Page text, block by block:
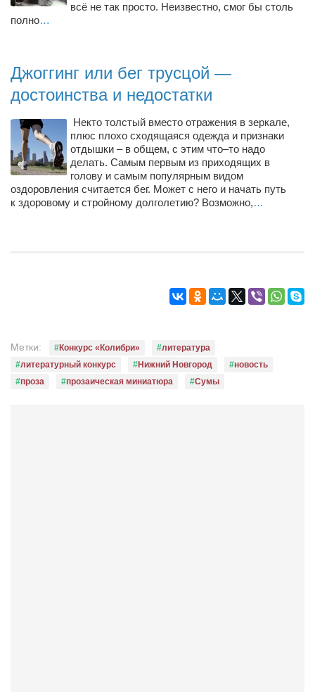
МАГАЗИН СТИХОВ НА ЗАКАЗ
«Траверс» — экипировочный центр
Александр Гвоздик
Александр Кугук
Музыканты
Евгений Касьяненко
Поэты
Режиссёры
всё не так просто. Неизвестно, смог бы столь
полно…
Джоггинг или бег трусцой —
достоинства и недостатки
Некто толстый вместо отражения в зеркале,
плюс плохо сходящаяся одежда и признаки
отдышки – в общем, с этим что–то надо
делать. Самым первым из приходящих в
голову и самым популярным видом
оздоровления считается бег. Может с него и начать путь
к здоровому и стройному долголетию? Возможно,…
Метки: Конкурс «Колибри»
литература
литературный конкурс
Нижний Новгород
новость
проза
прозаическая миниатюра Сумы